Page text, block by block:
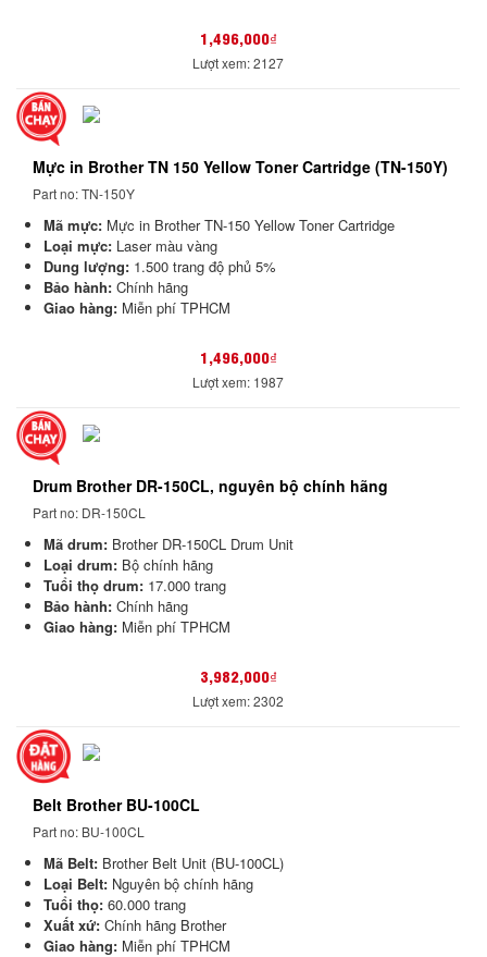
1,496,000₫
Lượt xem: 2127
Mực in Brother TN 150 Yellow Toner Cartridge (TN-150Y)
Part no: TN-150Y
Mã mực: Mực in Brother TN-150 Yellow Toner Cartridge
Loại mực: Laser màu vàng
Dung lượng: 1.500 trang độ phủ 5%
Bảo hành: Chính hãng
Giao hàng: Miễn phí TPHCM
1,496,000₫
Lượt xem: 1987
Drum Brother DR-150CL, nguyên bộ chính hãng
Part no: DR-150CL
Mã drum: Brother DR-150CL Drum Unit
Loại drum: Bộ chính hãng
Tuổi thọ drum: 17.000 trang
Bảo hành: Chính hãng
Giao hàng: Miễn phí TPHCM
3,982,000₫
Lượt xem: 2302
Belt Brother BU-100CL
Part no: BU-100CL
Mã Belt: Brother Belt Unit (BU-100CL)
Loại Belt: Nguyên bộ chính hãng
Tuổi thọ: 60.000 trang
Xuất xứ: Chính hãng Brother
Giao hàng: Miễn phí TPHCM